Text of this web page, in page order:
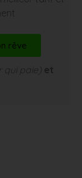
rêve
qui paie) et